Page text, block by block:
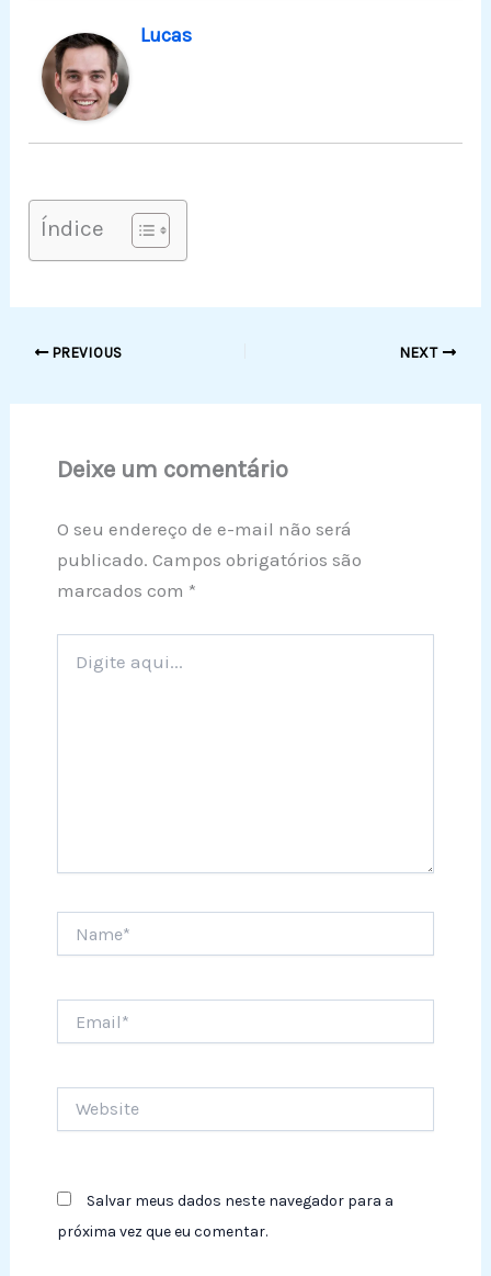
Lucas
Índice
PREVIOUS NEXT
Deixe um comentário
O seu endereço de e-mail não será
publicado. Campos obrigatórios são
marcados com *
aqui...
Salvar meus dados neste navegador para a
próxima vez que eu comentar.